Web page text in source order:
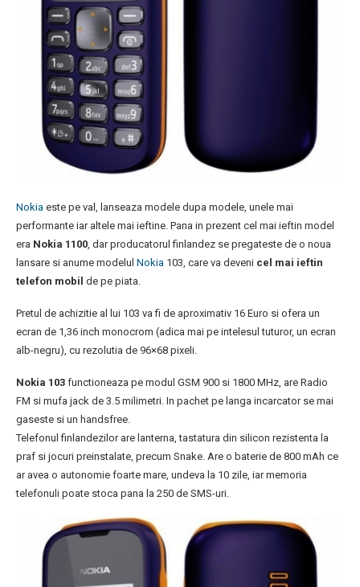
Nokia este pe val, lanseaza modele dupa modele, unele mai
performante iar altele mai ieftine. Pana in prezent cel mai ieftin model
era Nokia 1100, dar producatorul finlandez se pregateste de o noua
lansare si anume modelul Nokia 103, care va deveni cel mai ieftin
telefon mobil de pe piata.
Pretul de achizitie al lui 103 va fi de aproximativ 16 Euro si ofera un
ecran de 1,36 inch monocrom (adica mai pe intelesul tuturor, un ecran
alb-negru), cu rezolutia de 96×68 pixeli.
Nokia 103 functioneaza pe modul GSM 900 si 1800 MHz, are Radio
FM si mufa jack de 3.5 milimetri. In pachet pe langa incarcator se mai
gaseste si un handsfree.
Telefonul finlandezilor are lanterna, tastatura din silicon rezistenta la
praf si jocuri preinstalate, precum Snake. Are o baterie de 800 mAh ce
ar avea o autonomie foarte mare, undeva la 10 zile, iar memoria
telefonuli poate stoca pana la 250 de SMS-uri.